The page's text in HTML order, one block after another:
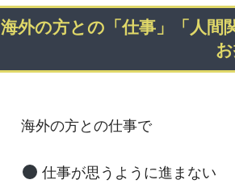
海外の方との「仕事」「人間
海外の方との仕事で
仕事が思うように進まない